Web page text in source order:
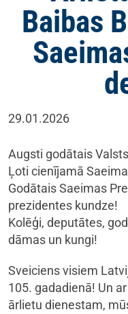
Baibas
29.01.2026
Augsti godātais
Ļoti cienījamā
Godātais Saeimas
prezidentes kundze!
Kolēģi, deputātes,
dāmas un kungi!
Sveiciens visiem
105. gadadienā! Un
ārlietu dienestam,